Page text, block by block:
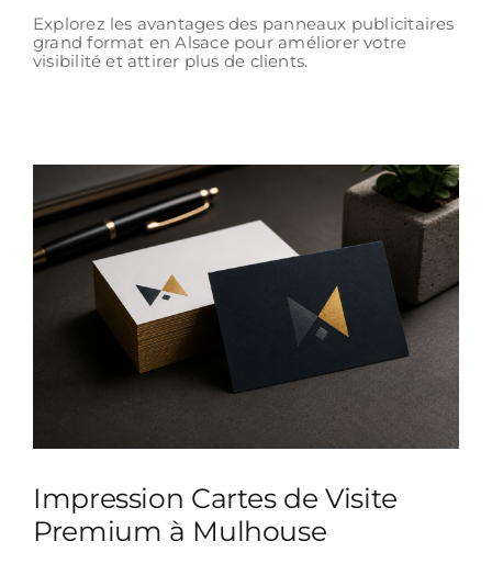
Explorez les avantages des panneaux publicitaires
grand format en Alsace pour améliorer votre
visibilité et attirer plus de clients.
Impression Cartes de Visite
Premium à Mulhouse